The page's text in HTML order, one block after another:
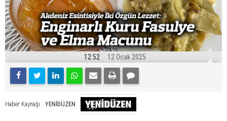
12:52 12 Ocak 2025
Haber Kaynağı YENİDÜZEN